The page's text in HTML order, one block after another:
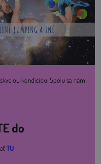
kondíciou. Spolu sa nám
do
TU